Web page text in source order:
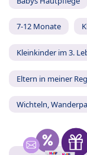
7-12 Monate
Kleinkinder im 3.
Eltern in meiner
Wichteln,